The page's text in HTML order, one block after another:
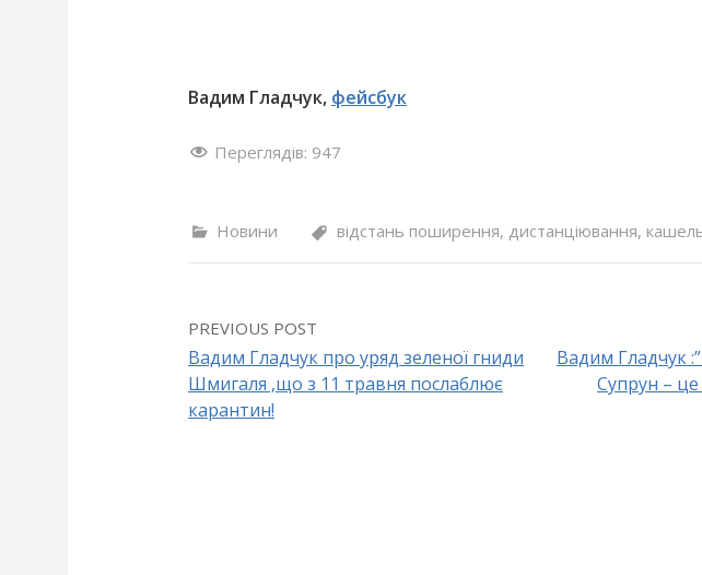
Вадим Гладчук, фейсбук
Переглядів: 947
Новини відстань поширення, дистанціювання,
P
PREVIOUS POST
Вадим Гладчук про уряд зеленої гниди
Шмигаля ,що з 11 травня послаблює
карантин!
Вадим Гладчук
Супрун – це